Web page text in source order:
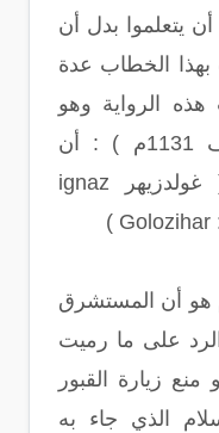
يتعلموا بدل أن
الخطاب عدة
الرواية وهو
حسن الحجازي الشاعر ( ف 1131م ) : أن
الواعظ فر وقيل قتل . ( غولدزيهر ignaz
Golozihar
هو أن المستشرق
الرد على ما رميت
زيارة القبور
الذي جاء به